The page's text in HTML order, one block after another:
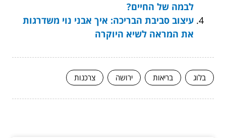
לבמה של החיים?
עיצוב סביבת הבריכה: איך אבני נוי משדרגות
את המראה לשיא היוקרה
בלוג בריאות ירושה צרכנות